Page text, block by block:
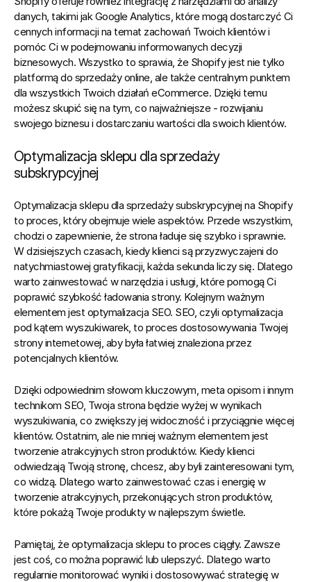
danych, takimi jak Google Analytics, które mogą dostarczyć Ci
cennych informacji na temat zachowań Twoich klientów i
pomóc Ci w podejmowaniu informowanych decyzji
biznesowych. Wszystko to sprawia, że Shopify jest nie tylko
platformą do sprzedaży online, ale także centralnym punktem
dla wszystkich Twoich działań eCommerce. Dzięki temu
możesz skupić się na tym, co najważniejsze - rozwijaniu
swojego biznesu i dostarczaniu wartości dla swoich klientów.
Optymalizacja sklepu dla sprzedaży
subskrypcyjnej
Optymalizacja sklepu dla sprzedaży subskrypcyjnej na Shopify
to proces, który obejmuje wiele aspektów. Przede wszystkim,
chodzi o zapewnienie, że strona ładuje się szybko i sprawnie.
W dzisiejszych czasach, kiedy klienci są przyzwyczajeni do
natychmiastowej gratyfikacji, każda sekunda liczy się. Dlatego
warto zainwestować w narzędzia i usługi, które pomogą Ci
poprawić szybkość ładowania strony. Kolejnym ważnym
elementem jest optymalizacja SEO. SEO, czyli optymalizacja
pod kątem wyszukiwarek, to proces dostosowywania Twojej
strony internetowej, aby była łatwiej znaleziona przez
potencjalnych klientów.
Dzięki odpowiednim słowom kluczowym, meta opisom i innym
technikom SEO, Twoja strona będzie wyżej w wynikach
wyszukiwania, co zwiększy jej widoczność i przyciągnie więcej
klientów. Ostatnim, ale nie mniej ważnym elementem jest
tworzenie atrakcyjnych stron produktów. Kiedy klienci
odwiedzają Twoją stronę, chcesz, aby byli zainteresowani tym,
co widzą. Dlatego warto zainwestować czas i energię w
tworzenie atrakcyjnych, przekonujących stron produktów,
które pokażą Twoje produkty w najlepszym świetle.
Pamiętaj, że optymalizacja sklepu to proces ciągły. Zawsze
jest coś, co można poprawić lub ulepszyć. Dlatego warto
regularnie monitorować wyniki i dostosowywać strategię w